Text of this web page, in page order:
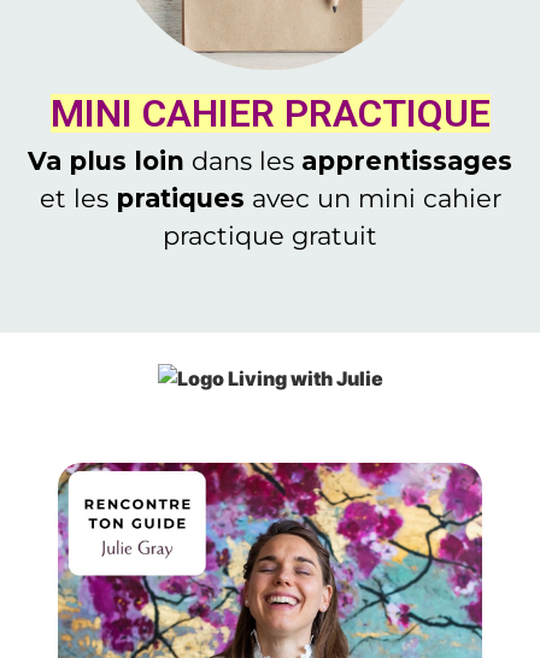
MINI CAHIER PRACTIQUE
Va plus loin dans les apprentissages
et les pratiques avec un mini cahier
practique gratuit